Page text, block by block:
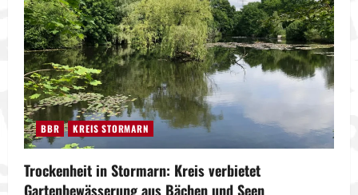
BBR KREIS STORMARN
Trockenheit in Stormarn: Kreis verbietet
Gartenbewässerung aus Bächen und Seen